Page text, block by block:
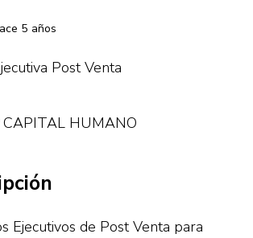
5 años
Post Venta
CAPITAL HUMANO
Ejecutivos de Post Venta para